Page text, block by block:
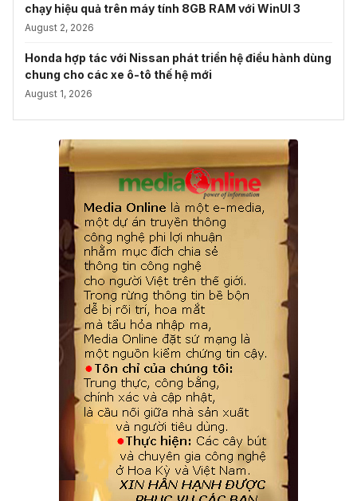
chạy hiệu quả trên máy tính 8GB RAM với WinUI 3
August 2, 2026
Honda hợp tác với Nissan phát triển hệ điều hành dùng
chung cho các xe ô-tô thế hệ mới
August 1, 2026